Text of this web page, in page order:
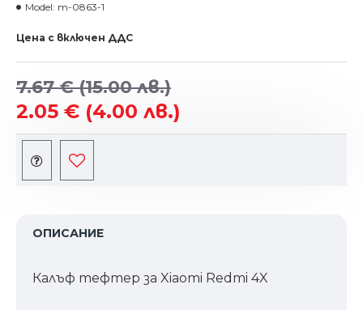
2.05 € (4.00 лв.)
7.67 €(15.00 лв.)
Model: m-0863-1
Цена с включен ДДС
ОПИСАНИЕ
Калъф тефтер за Xiaomi Redmi 4X